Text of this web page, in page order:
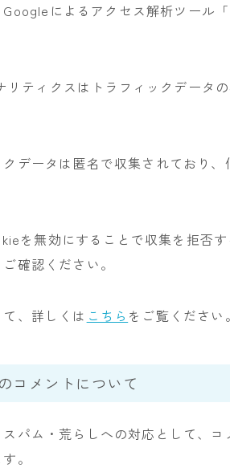
によるアクセス解析ツール
リティクスはトラフィックデータ
データは匿名で収集されており
を無効にすることで収集を拒否
確認ください。
、詳しくは こちら をご覧ください。
コメントについて
パム・荒らしへの対応として、
。